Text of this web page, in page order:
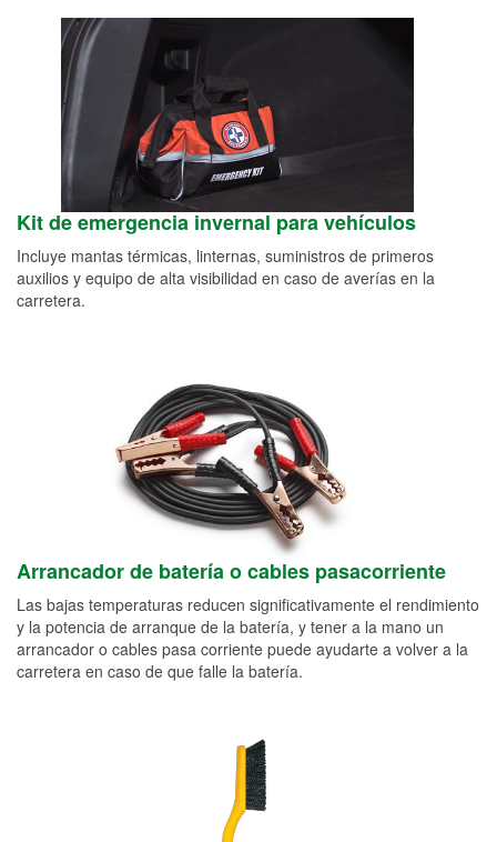
Kit de emergencia invernal para vehículos
Incluye mantas térmicas, linternas, suministros de primeros
auxilios y equipo de alta visibilidad en caso de averías en la
carretera.
Arrancador de batería o cables pasacorriente
Las bajas temperaturas reducen significativamente el rendimiento
y la potencia de arranque de la batería, y tener a la mano un
arrancador o cables pasa corriente puede ayudarte a volver a la
carretera en caso de que falle la batería.